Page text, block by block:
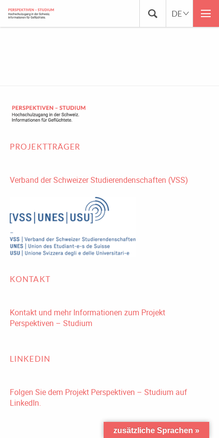
PROJEKTTRÄGER
Verband der Schweizer Studierendenschaften (VSS)
KONTAKT
Kontakt und mehr Informationen zum Projekt
Perspektiven – Studium
LINKEDIN
Folgen Sie dem Projekt Perspektiven – Studium auf
LinkedIn.
zusätzliche Sprachen »